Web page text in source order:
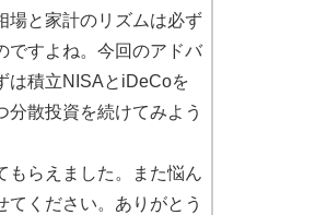
場と家計のリズムは必ず
ですよね。今回のアドバ
は積立NISAとiDeCoを
分散投資を続けてみよう
もらえました。また悩ん
てください。ありがとう